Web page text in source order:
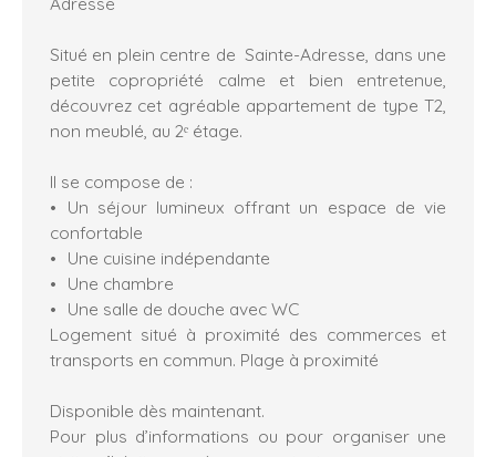
Situé en plein centre de Sainte-Adresse, dans une
petite copropriété calme et bien entretenue,
découvrez cet agréable appartement de type T2,
non meublé, au 2ᵉ étage.
Il se compose de :
Un séjour lumineux offrant un espace de vie
confortable
Une cuisine indépendante
Une chambre
Une salle de douche avec WC
Logement situé à proximité des commerces et
transports en commun. Plage à proximité
Disponible dès maintenant.
Pour plus d’informations ou pour organiser une